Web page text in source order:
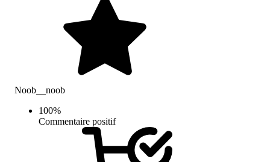
Noob__noob
100%
Commentaire positif